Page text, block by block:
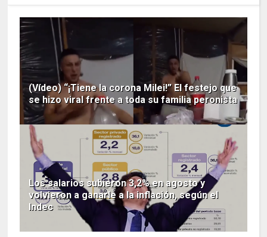
(Vídeo) “¡Tiene la corona Milei!” El festejo que
se hizo viral frente a toda su familia peronista
Los salarios subieron 3,2% en agosto y
volvieron a ganarle a la inflación, según el
Indec